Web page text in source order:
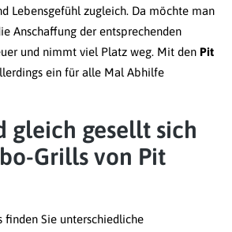
Lebensgefühl zugleich. Da möchte man
Anschaffung der entsprechenden
und nimmt viel Platz weg. Mit den Pit
ein für alle Mal Abhilfe
gleich gesellt sich
Grills von Pit
finden Sie unterschiedliche